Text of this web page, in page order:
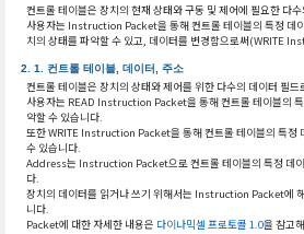
컨트롤 테이블은 장치의 현재 상태와 구동 및 제어에 필요한 다
사용자는 Instruction Packet을 통해 컨트롤 테이블의 특정
치의 상태를 파악할 수 있고, 데이터를 변경함으로써(WRITE
컨트롤 테이블, 데이터, 주소
컨트롤 테이블은 장치의 상태와 제어를 위한 다수의 데이터 필
사용자는 READ Instruction Packet을 통해 컨트롤 테이블의
악할 수 있습니다.
또한 WRITE Instruction Packet을 통해 컨트롤 테이블의 특정
수 있습니다.
Address는 Instruction Packet으로 컨트롤 테이블의 특정 데
다.
장치의 데이터를 읽거나 쓰기 위해서는 Instruction Packet에
니다.
Packet에 대한 자세한 내용은 다이나믹셀 프로토콜 1.0을 참고